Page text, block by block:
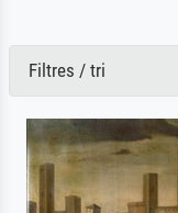
Filtres / tri